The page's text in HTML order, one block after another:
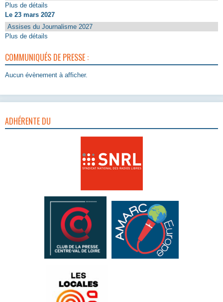
Plus de détails
Le 23 mars 2027
Assises du Journalisme 2027
Plus de détails
COMMUNIQUÉS DE PRESSE :
Aucun évènement à afficher.
ADHÉRENTE DU